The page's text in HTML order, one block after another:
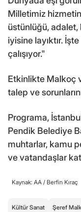
Milletimiz
üstünlüğü, adalet,
iyisine layıktır.
çalışıyor."
Etkinlikte Malkoç
talep ve
Programa,
Pendik Belediye
muhtarlar, kamu
ve vatandaşlar
Kaynak: AA / Berfin Kıraç
Kültür Sanat Şeref